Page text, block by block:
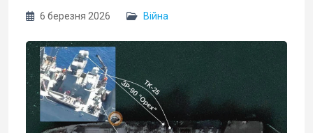
6 березня 2026 Війна